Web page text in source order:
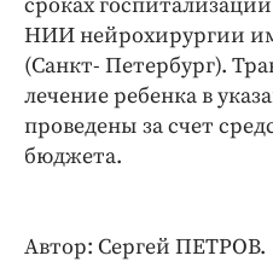
НИИ нейрохирургии
(Санкт- Петербург).
лечение ребенка в
проведены за счет
бюджета.
Автор: Сергей ПЕТРОВ.